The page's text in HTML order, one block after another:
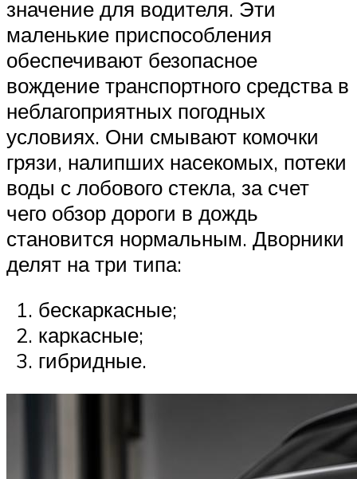
Меню
значение для водителя. Эти
маленькие приспособления
обеспечивают безопасное
вождение транспортного средства в
неблагоприятных погодных
условиях. Они смывают комочки
грязи, налипших насекомых, потеки
воды с лобового стекла, за счет
чего обзор дороги в дождь
становится нормальным. Дворники
делят на три типа:
бескаркасные;
каркасные;
гибридные.